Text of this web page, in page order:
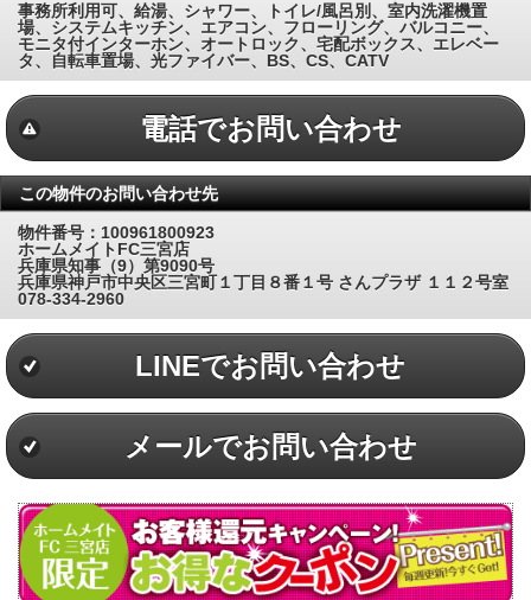
事務所利用可、給湯、シャワー、トイレ/風呂別、室内洗濯機置
場、システムキッチン、エアコン、フローリング、バルコニー、
モニタ付インターホン、オートロック、宅配ボックス、エレベー
タ、自転車置場、光ファイバー、BS、CS、CATV
電話でお問い合わせ
この物件のお問い合わせ先
物件番号：100961800923
ホームメイトFC三宮店
兵庫県知事（9）第9090号
兵庫県神戸市中央区三宮町１丁目８番１号 さんプラザ １１２号室
078-334-2960
LINEでお問い合わせ
メールでお問い合わせ